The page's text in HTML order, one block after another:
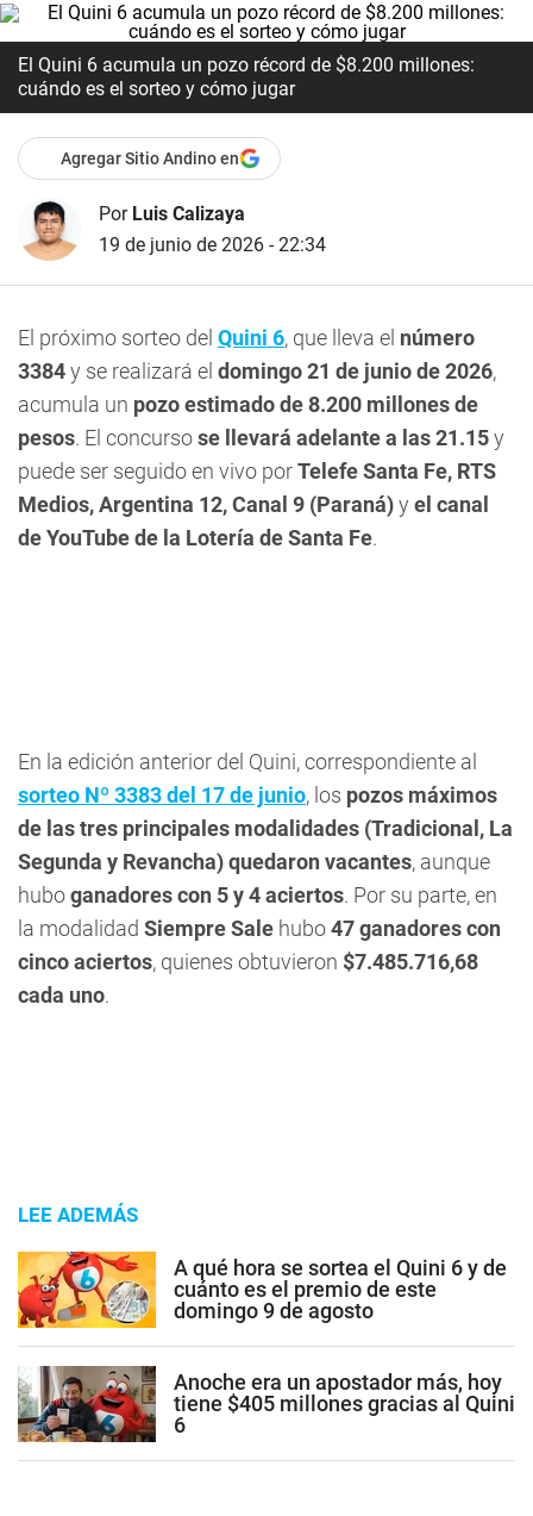
El Quini 6 acumula un pozo récord de $8.200 millones:
cuándo es el sorteo y cómo jugar
Agregar Sitio Andino en
Por Luis Calizaya
19 de junio de 2026 - 22:34
El próximo sorteo del Quini 6, que lleva el número
3384y se realizará el domingo 21 de junio de 2026,
acumula un pozo estimado de 8.200 millones de
pesos. El concursose llevará adelante a las 21.15y
puede ser seguido en vivo porTelefe Santa Fe, RTS
Medios, Argentina 12, Canal 9 (Paraná)y el canal
de YouTube de la Lotería de Santa Fe.
En la edición anterior del Quini, correspondiente al
sorteo Nº 3383 del 17 de junio, los pozos máximos
de las tres principales modalidades (Tradicional, La
Segunda y Revancha) quedaron vacantes, aunque
huboganadores con 5 y 4 aciertos. Por su parte, en
la modalidad Siempre Sale hubo47 ganadores con
cinco aciertos, quienes obtuvieron $7.485.716,68
cada uno.
LEE ADEMÁS
A qué hora se sortea el Quini 6 y de
cuánto es el premio de este
domingo 9 de agosto
Anoche era un apostador más, hoy
tiene $405 millones gracias al Quini
6